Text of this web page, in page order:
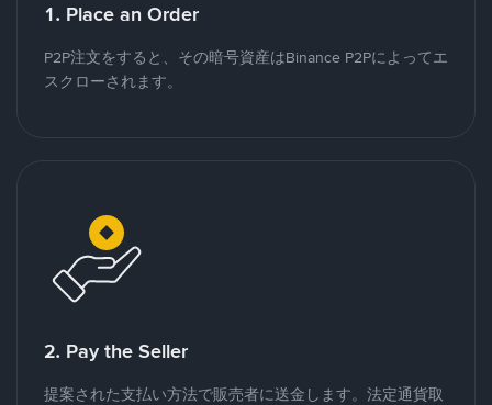
1. Place an Order
P2P注文をすると、その暗号資産はBinance P2Pによってエ
スクローされます。
2. Pay the Seller
提案された支払い方法で販売者に送金します。法定通貨取